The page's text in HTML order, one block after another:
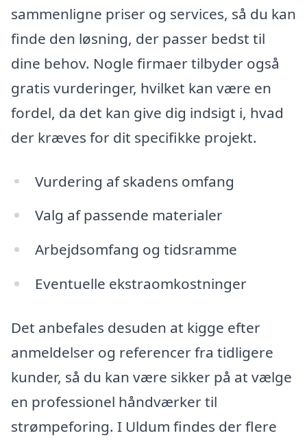
sammenligne priser og services, så du kan
finde den løsning, der passer bedst til
dine behov. Nogle firmaer tilbyder også
gratis vurderinger, hvilket kan være en
fordel, da det kan give dig indsigt i, hvad
der kræves for dit specifikke projekt.
Vurdering af skadens omfang
Valg af passende materialer
Arbejdsomfang og tidsramme
Eventuelle ekstraomkostninger
Det anbefales desuden at kigge efter
anmeldelser og referencer fra tidligere
kunder, så du kan være sikker på at vælge
en professionel håndværker til
strømpeforing. I Uldum findes der flere